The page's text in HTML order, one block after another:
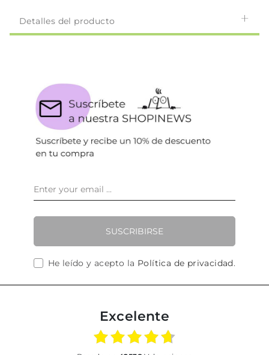
Detalles del producto
SUSCRIBIRSE
He leído y acepto la Política de privacidad.
Excelente